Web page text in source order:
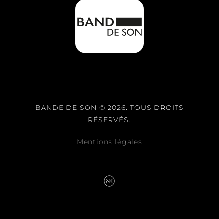
BANDE DE SON © 2026. TOUS DROITS
RÉSERVÉS.
Mentions légales